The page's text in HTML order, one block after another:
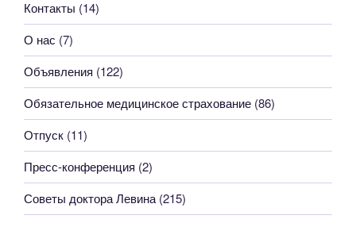
Контакты (14)
О нас (7)
Объявления (122)
Обязательное медицинское страхование (86)
Отпуск (11)
Пресс-конференция (2)
Советы доктора Левина (215)